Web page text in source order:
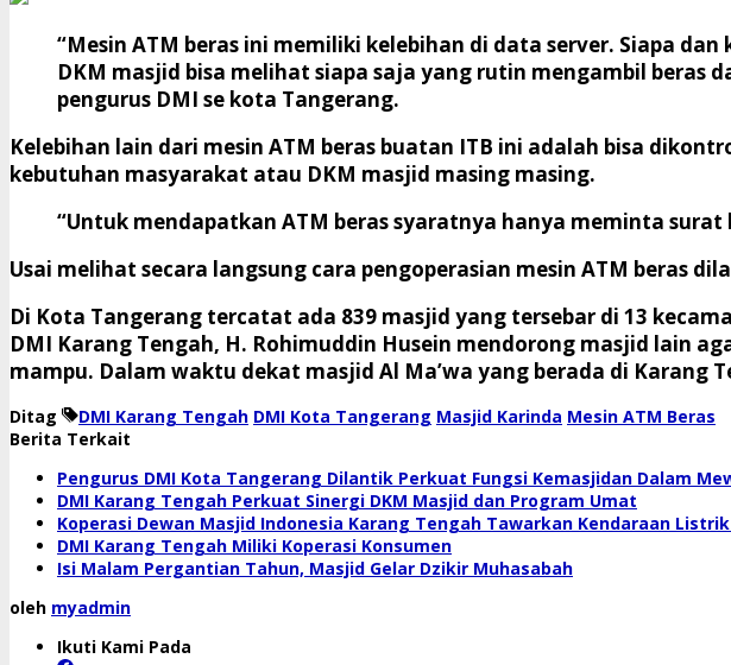
“Mesin ATM beras ini memiliki kelebihan di data server. Siapa
DKM masjid bisa melihat siapa saja yang rutin mengambil beras
pengurus DMI se kota Tangerang.
Kelebihan lain dari mesin ATM beras buatan ITB ini adalah bisa
kebutuhan masyarakat atau DKM masjid masing masing.
“Untuk mendapatkan ATM beras syaratnya hanya meminta
Usai melihat secara langsung cara pengoperasian mesin ATM beras
Di Kota Tangerang tercatat ada 839 masjid yang tersebar di 13
DMI Karang Tengah, H. Rohimuddin Husein mendorong masjid lain
mampu. Dalam waktu dekat masjid Al Ma’wa yang berada di Karang
Ditag DMI Karang Tengah DMI Kota Tangerang Masjid Karinda Mesin ATM Beras
Berita Terkait
Pengurus DMI Kota Tangerang Dilantik Perkuat Fungsi Kemasjidan Dalam
DMI Karang Tengah Perkuat Sinergi DKM Masjid dan Program Umat
Koperasi Dewan Masjid Indonesia Karang Tengah Tawarkan Kendaraan
DMI Karang Tengah Miliki Koperasi Konsumen
Isi Malam Pergantian Tahun, Masjid Gelar Dzikir Muhasabah
oleh myadmin
Ikuti Kami Pada